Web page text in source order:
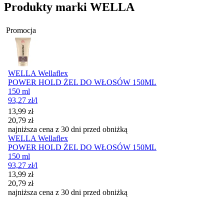
Produkty marki WELLA
Promocja
WELLA Wellaflex
POWER HOLD ŻEL DO WŁOSÓW 150ML
150 ml
93,27 zł/l
Cena promocyjna
13,99 zł
20,79 zł
najniższa cena z 30 dni przed obniżką
WELLA Wellaflex
POWER HOLD ŻEL DO WŁOSÓW 150ML
150 ml
93,27 zł/l
Cena promocyjna
13,99 zł
20,79 zł
najniższa cena z 30 dni przed obniżką